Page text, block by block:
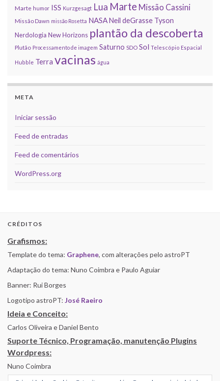
Marte humor ISS Kurzgesagt Lua Marte Missão Cassini
Missão Dawn missão Rosetta NASANeil deGrasse Tyson
Nerdologia New Horizons plantão da descoberta
Plutão Processamento de imagem Saturno SDO Sol Telescópio Espacial
Hubble Terra vacinas água
META
Iniciar sessão
Feed de entradas
Feed de comentários
WordPress.org
CRÉDITOS
Grafismos:
Template do tema: Graphene, com alterações pelo astroPT
Adaptação do tema: Nuno Coimbra e Paulo Aguiar
Banner: Rui Borges
Logotipo astroPT: José Raeiro
Ideia e Conceito:
Carlos Oliveira e Daniel Bento
Suporte Técnico, Programação, manutenção Plugins
Wordpress:
Nuno Coimbra